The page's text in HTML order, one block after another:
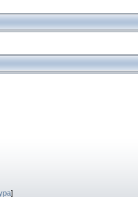
]